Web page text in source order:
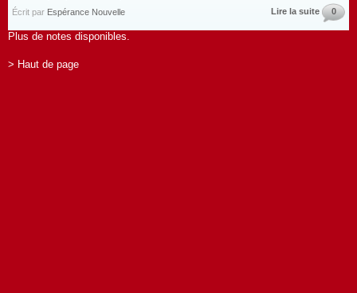
Écrit par Espérance Nouvelle Lire la suite 0
Plus de notes disponibles.
> Haut de page